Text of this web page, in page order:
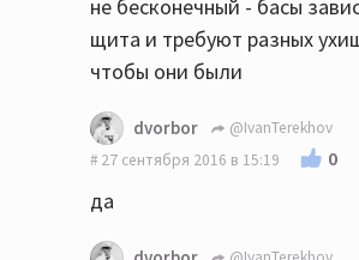
не бесконечный - басы
щита и требуют разных
чтобы они были
dvorbor
@IvanTerekhov
27 сентября 2016 в 15:19
0
да